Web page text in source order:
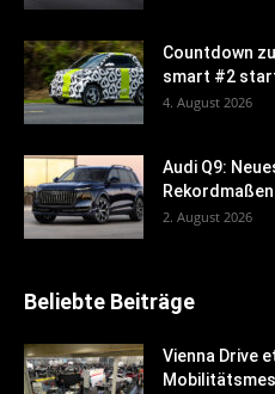
Countdown
smart #2
4. August 2026
Audi Q9:
Rekordmaßen
2. August 2026
Beliebte Beiträge
Vienna Drive